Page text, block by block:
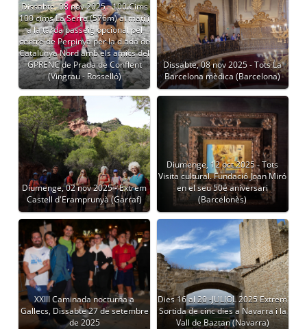
Dissabte, 08 nov 2025 - 100 Cims
100 cims La Serra (576m) al matí i
a la tarda passeig opcional pel
centre de Perpinyà per la diada de
Catalunya Nord amb els amics del
GPRENC de Prada de Conflent
(Vingrau - Rosselló)
Dissabte, 08 nov 2025 - Tots La
Barcelona mèdica (Barcelona)
Diumenge, 02 nov 2025 - Extrem
Castell d'Eramprunyà (Garraf)
Diumenge, 12 oct 2025 - Tots
Visita cultural. Fundació Joan Miró
en el seu 50é aniversari
(Barcelonès)
XXIII Caminada nocturna a
Gallecs, Dissabte 27 de setembre
de 2025
Dies 16 al 20 -JULIOL 2025 Extrem
Sortida de cinc dies a Navarra i la
Vall de Baztan (Navarra)